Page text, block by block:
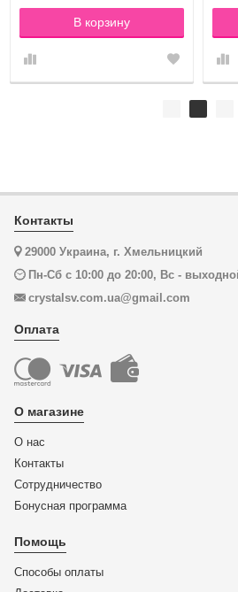
В корзину
Контакты
29000 Украина, г. Хмельницкий
Пн-Сб с 10:00 до 20:00, Вс -
crystalsv.com.ua@gmail.com
Оплата
О магазине
О нас
Контакты
Сотрудничество
Бонусная программа
Помощь
Способы оплаты